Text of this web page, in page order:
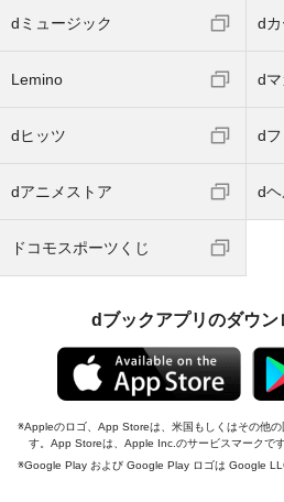
dミュージック d
Lemino d
dヒッツ dフ
dアニメストア d
ドコモスポーツくじ
dブックアプリのダウン
Appleのロゴ、App Storeは、米国もしくはその他
す。App Storeは、Apple Inc.のサービスマークです
Google Play および Google Play ロゴは Google